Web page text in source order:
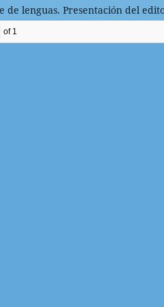
de lenguas. Presentación del